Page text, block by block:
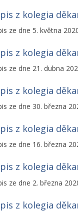
z kolegia
ze dne 5. května
z kolegia
ze dne 21. dubna
z kolegia
ze dne 30. března
z kolegia
ze dne 16. března
z kolegia
ze dne 2. března
z kolegia